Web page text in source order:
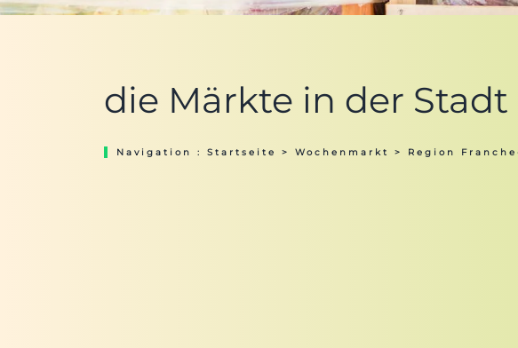
die Märkte in der Stadt
Navigation : Startseite > Wochenmarkt > Region